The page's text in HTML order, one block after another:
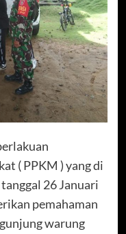
( PPKM ) yang di
26 Januari
pemahaman
warung